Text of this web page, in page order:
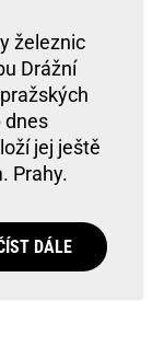
železnic
Drážní
dnes
jej ještě
Prahy.
DÁLE